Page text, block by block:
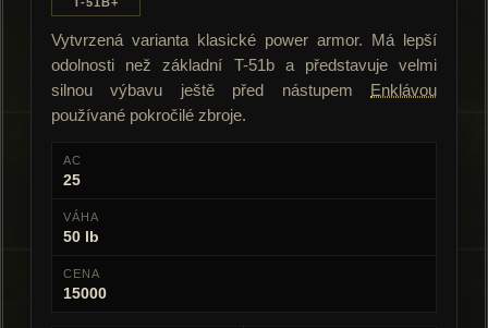
Vytvrzená varianta klasické power armor. Má lepší
odolnosti než základní T-51b a představuje velmi
silnou výbavu ještě před nástupem Enklávou
používané pokročilé zbroje.
AC
25
VÁHA
50 lb
CENA
15000